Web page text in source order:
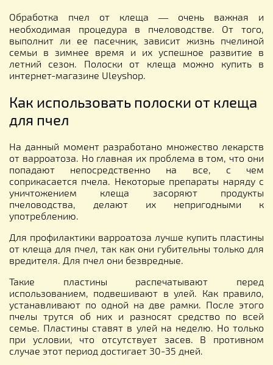
Обработка пчел от клеща ― очень важная и
необходимая процедура в пчеловодстве. От того,
выполнит ли ее пасечник, зависит жизнь пчелиной
семьи в зимнее время и их успешное развитие в
летний сезон. Полоски от клеща можно купить в
интернет-магазине Uleyshop.
Как использовать полоски от клеща
для пчел
На данный момент разработано множество лекарств
от варроатоза. Но главная их проблема в том, что они
попадают непосредственно на все, с чем
соприкасается пчела. Некоторые препараты наряду с
уничтожением клеща засоряют продукты
пчеловодства, делают их непригодными к
употреблению.
Для профилактики варроатоза лучше купить пластины
от клеща для пчел, так как они губительны только для
вредителя. Для пчел они безвредные.
Такие пластины распечатывают перед
использованием, подвешивают в улей. Как правило,
устанавливают по одной на две рамки. После этого
пчелы трутся об них и разносят средство по всей
семье. Пластины ставят в улей на неделю. Но только
при условии, что отсутствует засев. В противном
случае этот период достигает 30-35 дней.